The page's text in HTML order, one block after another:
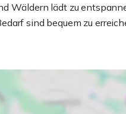
lädt zu
sind bequem zu